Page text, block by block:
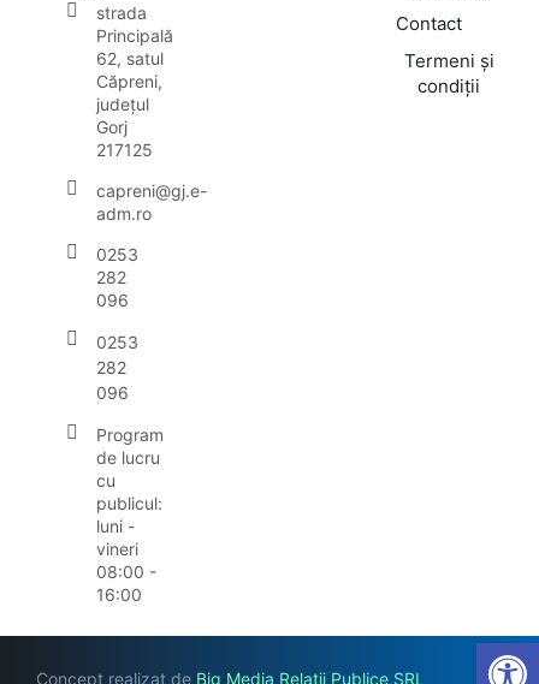
strada
Principală
62, satul
Căpreni,
județul
Gorj
217125
capreni@gj.e-
adm.ro
0253
282
096
0253
282
096
Program
de lucru
cu
publicul:
luni -
vineri
08:00 -
16:00
Contact
Termeni și
condiții
Concept realizat de Big Media Relații Publice SRL